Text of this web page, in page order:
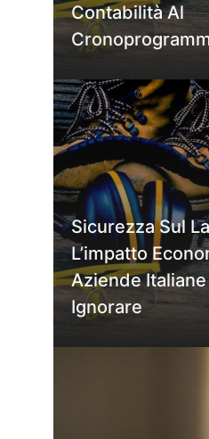
Contabilità Al
Sicurezza Sul
L’impatto
Aziende
Ignorare